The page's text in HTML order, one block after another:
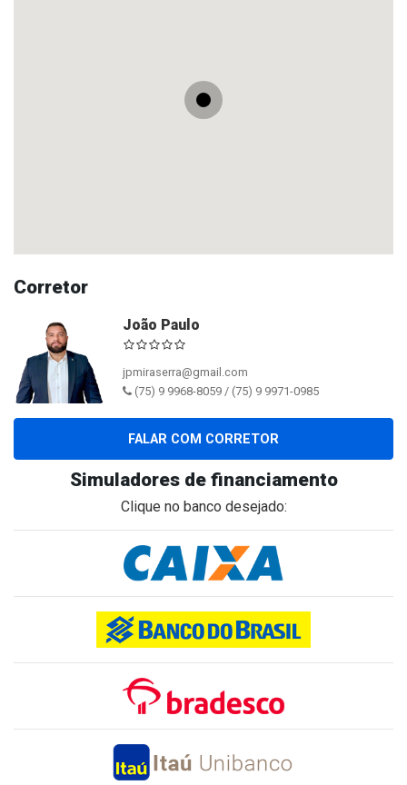
Corretor
João Paulo
jpmiraserra@gmail.com
(75) 9 9968-8059 / (75) 9 9971-0985
FALAR COM CORRETOR
Simuladores de financiamento
Clique no banco desejado: